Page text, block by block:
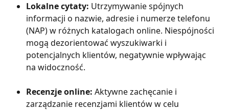
Lokalne cytaty: Utrzymywanie spójnych
informacji o nazwie, adresie i numerze telefonu
(NAP) w różnych katalogach online. Niespójności
mogą dezorientować wyszukiwarki i
potencjalnych klientów, negatywnie wpływając
na widoczność.
Recenzje online: Aktywne zachęcanie i
zarządzanie recenzjami klientów w celu